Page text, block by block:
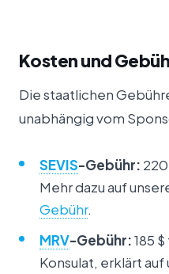
Kosten und
Die staatlichen
unabhängig vom
SEVIS-Gebühr:
Mehr dazu auf
Gebühr.
MRV-Gebühr:185
Konsulat, erklärt